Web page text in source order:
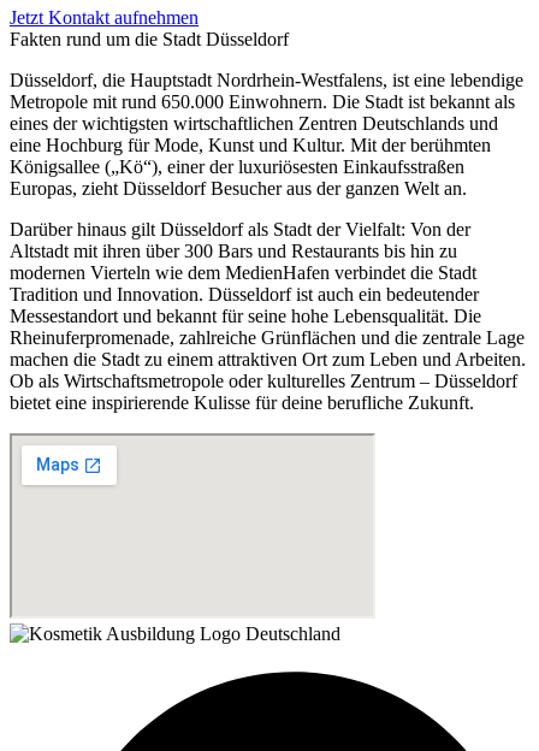
Jetzt Kontakt aufnehmen
Fakten rund um die Stadt Düsseldorf
Düsseldorf, die Hauptstadt Nordrhein-Westfalens, ist eine lebendige
Metropole mit rund 650.000 Einwohnern. Die Stadt ist bekannt als
eines der wichtigsten wirtschaftlichen Zentren Deutschlands und
eine Hochburg für Mode, Kunst und Kultur. Mit der berühmten
Königsallee („Kö“), einer der luxuriösesten Einkaufsstraßen
Europas, zieht Düsseldorf Besucher aus der ganzen Welt an.
Darüber hinaus gilt Düsseldorf als Stadt der Vielfalt: Von der
Altstadt mit ihren über 300 Bars und Restaurants bis hin zu
modernen Vierteln wie dem MedienHafen verbindet die Stadt
Tradition und Innovation. Düsseldorf ist auch ein bedeutender
Messestandort und bekannt für seine hohe Lebensqualität. Die
Rheinuferpromenade, zahlreiche Grünflächen und die zentrale Lage
machen die Stadt zu einem attraktiven Ort zum Leben und Arbeiten.
Ob als Wirtschaftsmetropole oder kulturelles Zentrum – Düsseldorf
bietet eine inspirierende Kulisse für deine berufliche Zukunft.